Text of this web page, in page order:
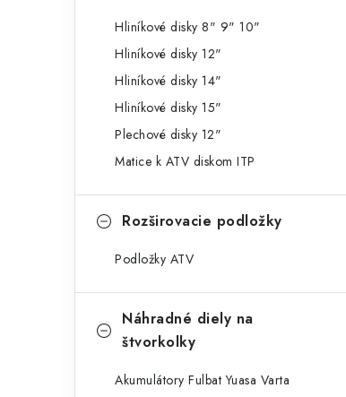
Hliníkové disky 8" 9" 10"
Hliníkové disky 12"
Hliníkové disky 14"
Hliníkové disky 15"
Plechové disky 12"
Matice k ATV diskom ITP
Rozširovacie podložky
Podložky ATV
Náhradné diely na
štvorkolky
Akumulátory Fulbat Yuasa Varta